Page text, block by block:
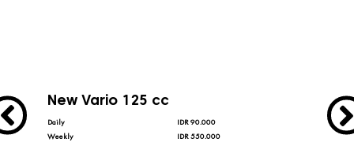
New Vario 125 cc
Daily
Weekly
IDR 90.000
IDR 550.000
Daily